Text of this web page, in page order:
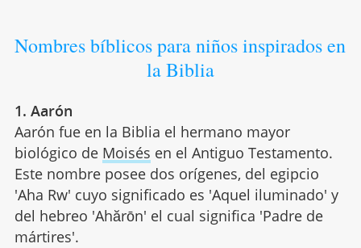
Nombres bíblicos para niños inspirados en
la Biblia
1. Aarón
Aarón fue en la Biblia el hermano mayor
biológico de Moisés en el Antiguo Testamento.
Este nombre posee dos orígenes, del egipcio
'Aha Rw' cuyo significado es 'Aquel iluminado' y
del hebreo 'Ahărōn' el cual significa 'Padre de
mártires'.